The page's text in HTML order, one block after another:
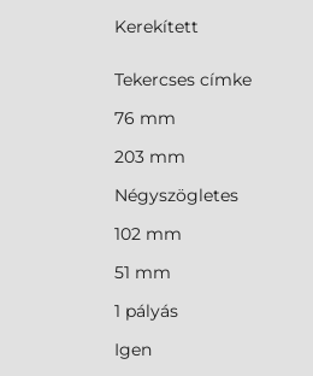
Kerekített
Tekercses címke
76 mm
203 mm
Négyszögletes
102 mm
51 mm
1 pályás
Igen